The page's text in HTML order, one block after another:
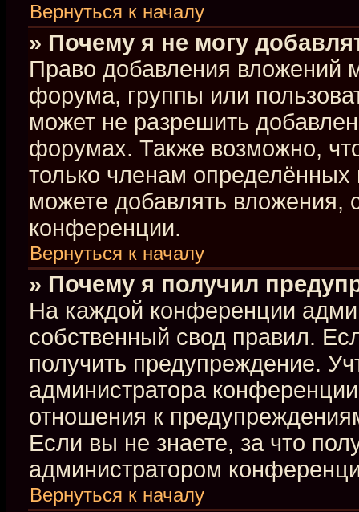
Вернуться к началу
» Почему я не могу
Право добавления вложений
форума, группы или
может не разрешить
форумах. Также возможно,
только членам
можете добавлять вложения,
конференции.
Вернуться к началу
» Почему я получил
На каждой конференции
собственный свод правил.
получить предупреждение.
администратора
отношения к
Если вы не знаете, за что
администратором
Вернуться к началу